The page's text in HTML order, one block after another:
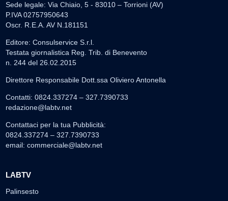
Sede legale: Via Chiaio, 5 - 83010 – Torrioni (AV)
P.IVA 02757950643
Oscr. R.E.A. AV N.181151
Editore: Consulservice S.r.l.
Testata giornalistica Reg. Trib. di Benevento
n. 244 del 26.02.2015
Direttore Responsabile Dott.ssa Oliviero Antonella
Contatti: 0824.337274 – 327.7390733
redazione@labtv.net
Contattaci per la tua Pubblicità:
0824.337274 – 327.7390733
email: commerciale@labtv.net
LABTV
Palinsesto